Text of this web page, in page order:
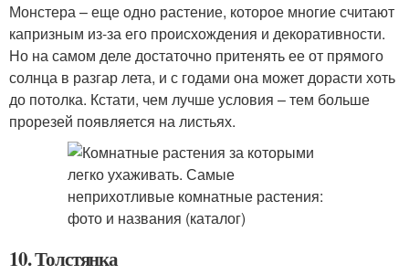
Монстера – еще одно растение, которое многие считают
капризным из-за его происхождения и декоративности.
Но на самом деле достаточно притенять ее от прямого
солнца в разгар лета, и с годами она может дорасти хоть
до потолка. Кстати, чем лучше условия – тем больше
прорезей появляется на листьях.
10. Толстянка